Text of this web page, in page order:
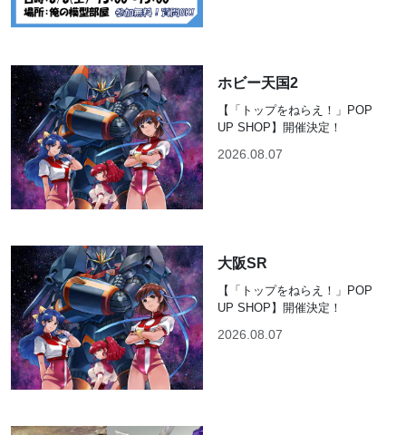
ホビー天国2
【「トップをねらえ！」POP
UP SHOP】開催決定！
2026.08.07
大阪SR
【「トップをねらえ！」POP
UP SHOP】開催決定！
2026.08.07